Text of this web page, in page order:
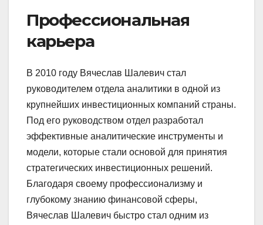
Профессиональная
карьера
В 2010 году Вячеслав Шалевич стал
руководителем отдела аналитики в одной из
крупнейших инвестиционных компаний страны.
Под его руководством отдел разработал
эффективные аналитические инструменты и
модели, которые стали основой для принятия
стратегических инвестиционных решений.
Благодаря своему профессионализму и
глубокому знанию финансовой сферы,
Вячеслав Шалевич быстро стал одним из